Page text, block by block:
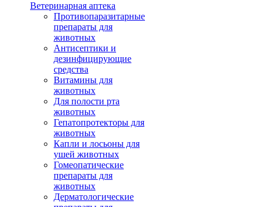
Ветеринарная аптека
Противопаразитарные
препараты для
животных
Антисептики и
дезинфицирующие
средства
Витамины для
животных
Для полости рта
животных
Гепатопротекторы для
животных
Капли и лосьоны для
ушей животных
Гомеопатические
препараты для
животных
Дерматологические